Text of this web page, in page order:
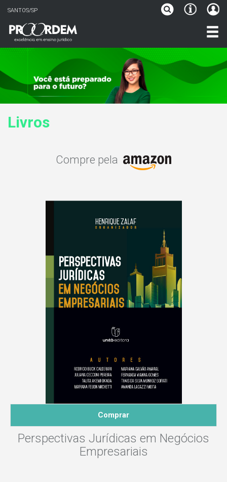
SANTOS/SP
Livros
Compre pela
Comprar
Perspectivas Jurídicas em Negócios
Empresariais